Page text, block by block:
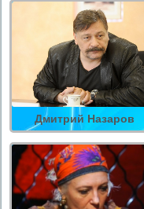
Дмитрий Назаров